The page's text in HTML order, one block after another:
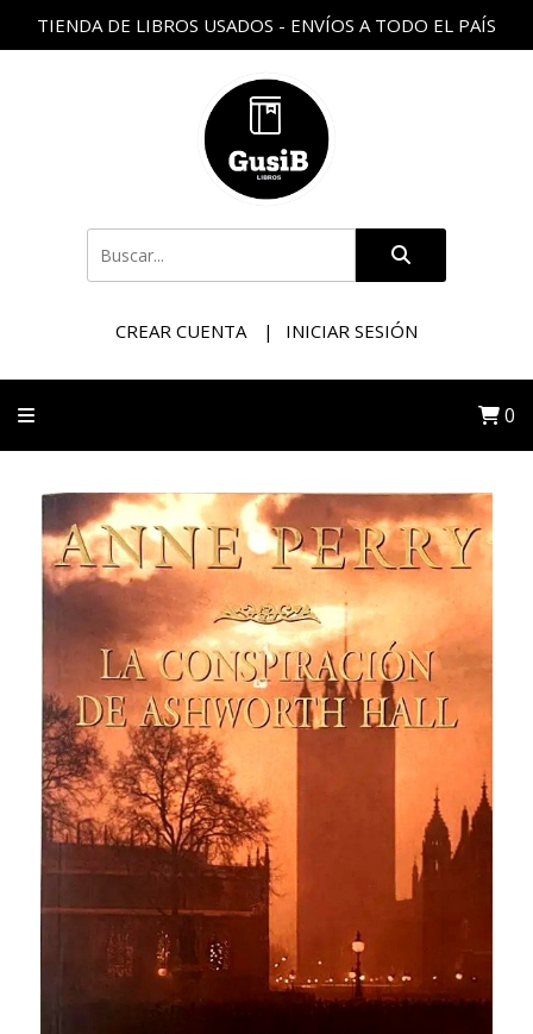
TIENDA DE LIBROS USADOS - ENVÍOS A TODO EL PAÍS
CREAR CUENTA INICIAR SESIÓN
0